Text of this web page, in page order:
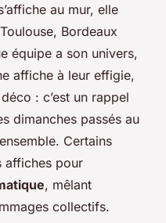
au mur, elle
Bordeaux
équipe a son univers,
affiche à leur effigie,
: c’est un rappel
dimanches passés au
Certains
affiches pour
, mêlant
collectifs.